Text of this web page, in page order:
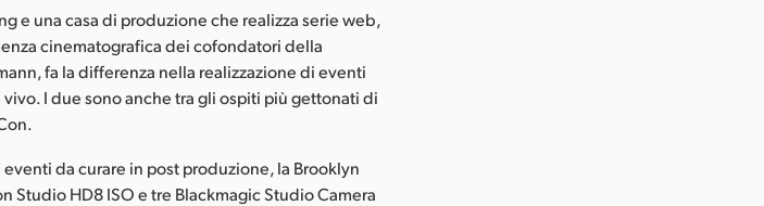
e una casa di produzione che realizza serie web,
cinematografica dei cofondatori della
fa la differenza nella realizzazione di eventi
I due sono anche tra gli ospiti più gettonati di
da curare in post produzione, la Brooklyn
Studio HD8 ISO e tre Blackmagic Studio Camera